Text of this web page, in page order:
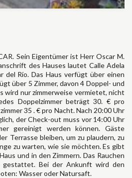
Sein Eigentümer ist Herr Oscar M.
des Hauses lautet Calle Adela
del Río. Das Haus verfügt über einen
über 5 Zimmer, davon 4 Doppel- und
wird nur zimmerweise vermietet, nicht
Doppelzimmer beträgt 30. € pro
35 . € pro Nacht. Nach 20:00 Uhr
der Check-out muss vor 14:00 Uhr
gereinigt werden können. Gäste
Terrasse bleiben, um zu plaudern, zu
zu warten, wie sie möchten. Es gibt
und in den Zimmern. Das Rauchen
Bei der Ankunft wird den
Wasser oder Natursaft.